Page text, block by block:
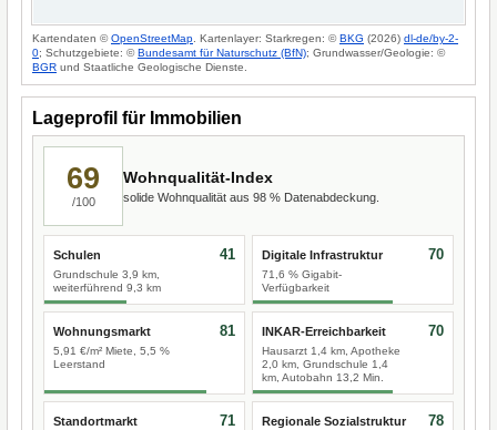
Kartendaten ©OpenStreetMap . Kartenlayer: Starkregen: ©BKG (2026) dl-de/by-2-
0; Schutzgebiete: ©Bundesamt für Naturschutz (BfN); Grundwasser/Geologie: ©
BGR und Staatliche Geologische Dienste.
Lageprofil für Immobilien
69
/100
Wohnqualität-Index
solide Wohnqualität aus 98 % Datenabdeckung.
Schulen
Grundschule 3,9 km,
weiterführend 9,3 km
41 Digitale Infrastruktur
71,6 % Gigabit-
Verfügbarkeit
70
Wohnungsmarkt
5,91 €/m² Miete, 5,5 %
Leerstand
81 INKAR-Erreichbarkeit
Hausarzt 1,4 km, Apotheke
2,0 km, Grundschule 1,4
km, Autobahn 13,2 Min.
70
Standortmarkt 71 Regionale Sozialstruktur 78